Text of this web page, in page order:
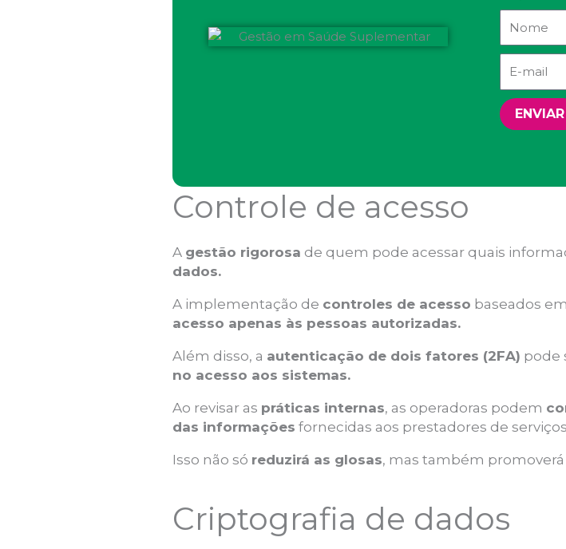
ENVIAR
Controle de acesso
A gestão rigorosa de quem pode acessar quais
dados.
A implementação de controles de acesso baseados
acesso apenas às pessoas autorizadas.
Além disso, a autenticação de dois fatores (2FA) pode
no acesso aos sistemas.
Ao revisar as práticas internas, as operadoras podem
das informações fornecidas aos prestadores de
Isso não só reduzirá as glosas, mas também
Criptografia de dados